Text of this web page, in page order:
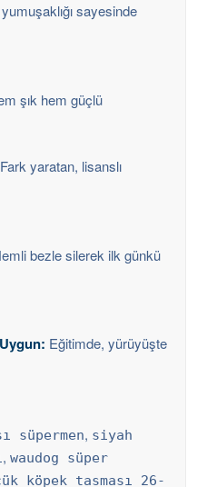
sayesinde
şık hem güçlü
Fark yaratan, lisanslı
bezle silerek ilk günkü
Eğitimde, yürüyüşte
süpermen, siyah
, waudog süper
köpek tasması 26-